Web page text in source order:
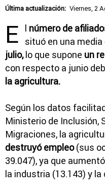
Última actualización: Viernes, 2
E l número de
situó en una media
julio,lo que supone un
con respecto a junio
la agricultura.
Según los datos
Ministerio de Inclusión,
Migraciones, la
destruyó empleo(sus
39.047), ya que
la industria (13.143) y